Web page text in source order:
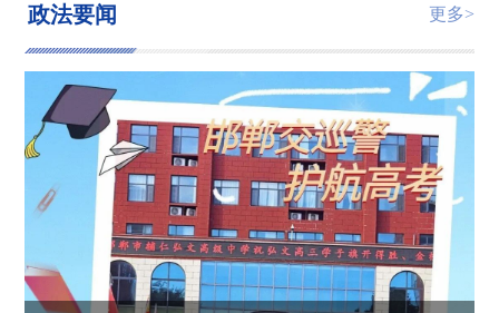
政法要闻 更多>